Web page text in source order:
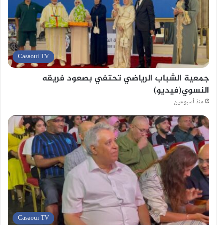
Casaoui TV
جمعية الشباب الرياضي تحتفي بصعود فريقه
النسوي(فيديو)
منذ أسبوعين
Casaoui TV